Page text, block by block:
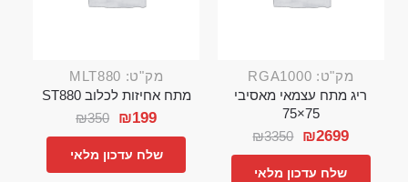
מק"ט: RGA1000
ריג מתח עצמאי מאסיבי
75×75
₪3350 ₪2699
שלח עדכון מלאי
מק"ט: MLT880
מתח אחיזות לכלוב ST880
₪350 ₪199
שלח עדכון מלאי